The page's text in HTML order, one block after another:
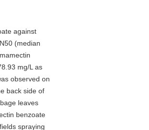
against
(median
mg/L as
observed on
back side of
leaves
benzoate
spraying